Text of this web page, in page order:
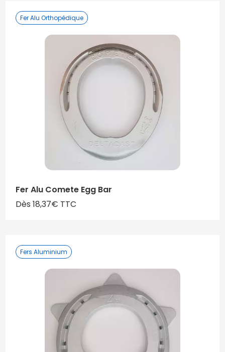
Fer Alu Orthopédique
Fer Alu Comete Egg Bar
Dès 18,37€ TTC
Fers Aluminium